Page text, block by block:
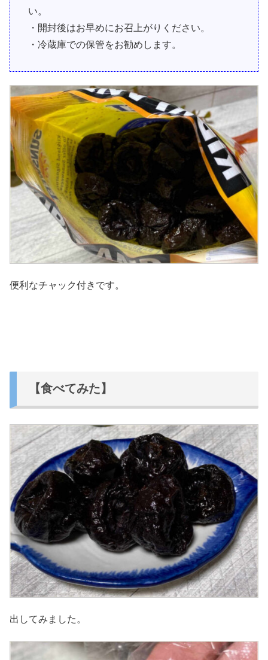
い。
・開封後はお早めにお召上がりください。
・冷蔵庫での保管をお勧めします。
便利なチャック付きです。
【食べてみた】
出してみました。